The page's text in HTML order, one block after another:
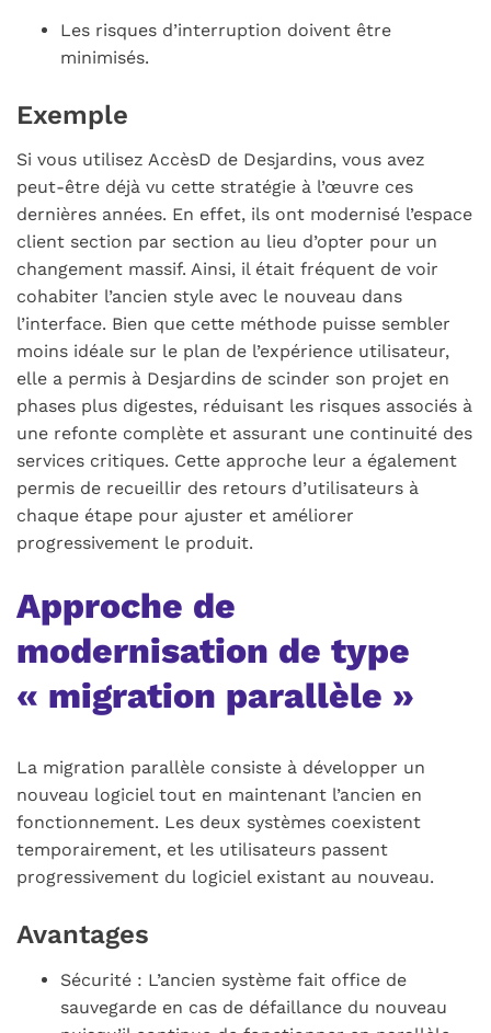
Les risques d’interruption doivent être
minimisés.
Exemple
Si vous utilisez AccèsD de Desjardins, vous avez
peut-être déjà vu cette stratégie à l’œuvre ces
dernières années. En effet, ils ont modernisé l’espace
client section par section au lieu d’opter pour un
changement massif. Ainsi, il était fréquent de voir
cohabiter l’ancien style avec le nouveau dans
l’interface. Bien que cette méthode puisse sembler
moins idéale sur le plan de l’expérience utilisateur,
elle a permis à Desjardins de scinder son projet en
phases plus digestes, réduisant les risques associés à
une refonte complète et assurant une continuité des
services critiques. Cette approche leur a également
permis de recueillir des retours d’utilisateurs à
chaque étape pour ajuster et améliorer
progressivement le produit.
Approche de
modernisation de type
« migration parallèle »
La migration parallèle consiste à développer un
nouveau logiciel tout en maintenant l’ancien en
fonctionnement. Les deux systèmes coexistent
temporairement, et les utilisateurs passent
progressivement du logiciel existant au nouveau.
Avantages
Sécurité : L’ancien système fait office de
sauvegarde en cas de défaillance du nouveau